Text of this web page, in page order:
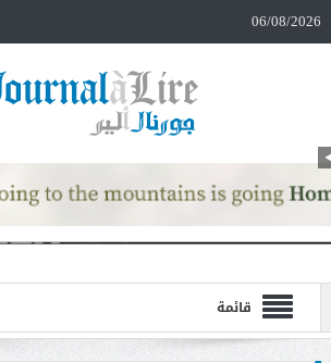
06/08/2026
قائمة